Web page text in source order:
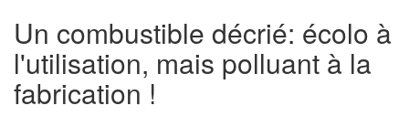
Un combustible décrié: écolo à
l'utilisation, mais polluant à la
fabrication !